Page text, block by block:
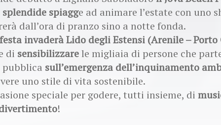
spiagge ad animare l’estate con uno
dall’ora di pranzo sino a notte fonda.
invaderà Lido degli Estensi (Arenile – Porto
di sensibilizzarele migliaia di persone che
pubblica sull’emergenza dell’inquinamento
uno stile di vita sostenibile.
speciale per godere, tutti insieme, di
!